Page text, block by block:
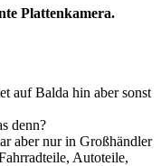
Plattenkamera.
auf Balda hin aber sonst
denn?
aber nur in Großhändler
Autoteile,